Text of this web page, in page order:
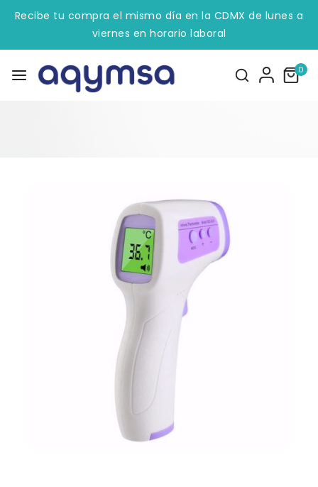
Recibe tu compra el mismo día en la CDMX de lunes a
viernes en horario laboral
0